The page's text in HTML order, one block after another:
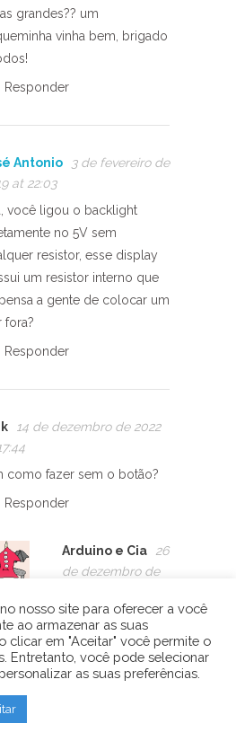
grandes?? um
vinha bem, brigado
Responder
Antonio
3 de fevereiro de
at 22:03
você ligou o backlight
no 5V sem
resistor, esse display
um resistor interno que
a gente de colocar um
fora?
Responder
14 de dezembro de 2022
como fazer sem o botão?
Responder
Arduino e Cia
26
de dezembro de
Boa tarde,
No caso, seria
sem o
nosso site para oferecer a você
ao armazenar as suas
clicar em "Aceitar" você permite o
Entretanto, você pode selecionar
as suas preferências.